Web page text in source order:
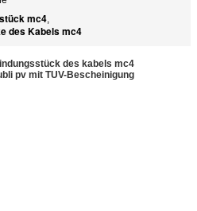
mc4,
des Kabels mc4
des kabels mc4
pv mit TUV-Bescheinigung